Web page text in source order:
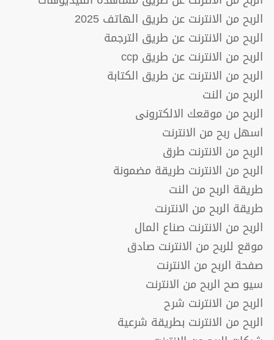
الربح من الانترنت عن طريق الهاتف 2025
الربح من الانترنت عن طريق الترجمة
الربح من الانترنت عن طريق ccp
الربح من الانترنت عن طريق الكتابة
الربح من النت
الربح من موقعك الالكترونى
اسهل ربح من الانترنت
الربح من الانترنت طرق
الربح من الانترنت طريقة مضمونة
طريقة الربح من النت
طريقة الربح من الانترنت
الربح من الانترنت صناع المال
موقع للربح من الانترنت صادق
صفحة الربح من الانترنت
سيو صح الربح من الانترنت
الربح من الانترنت شرح
الربح من الانترنت بطريقة شرعية